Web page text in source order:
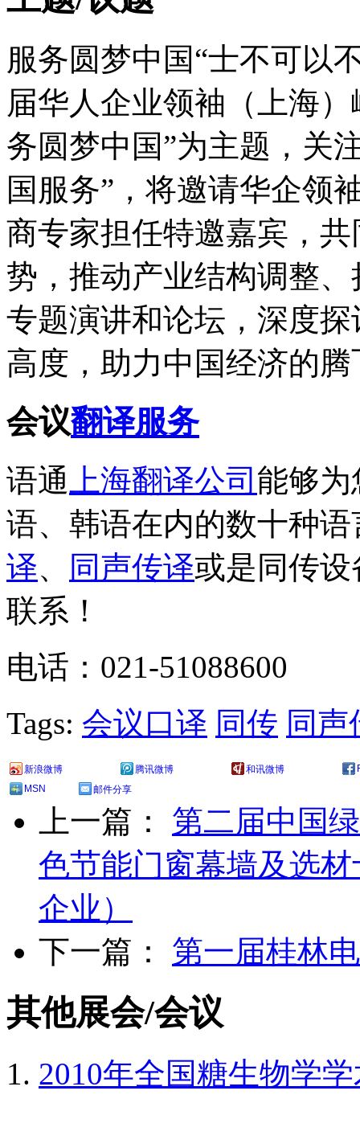
服务圆梦中国“士不可以
届华人企业领袖（上海
务圆梦中国”为主题，关
国服务”，将邀请华企领
商专家担任特邀嘉宾，
势，推动产业结构调整
专题演讲和论坛，深度
高度，助力中国经济的腾
会议翻译服务
语通 上海翻译公司 能够
语、韩语在内的数十种语
译、 同声传译或是同传
联系！
电话：021-51088600
Tags: 会议口译 同传 同声
新浪微博 腾讯微博 和讯微博
MSN
邮件分享
上一篇： 第二届中国
色节能门窗幕墙及选
企业）
下一篇： 第一届桂林
其他展会/会议
2010年全国糖生物学